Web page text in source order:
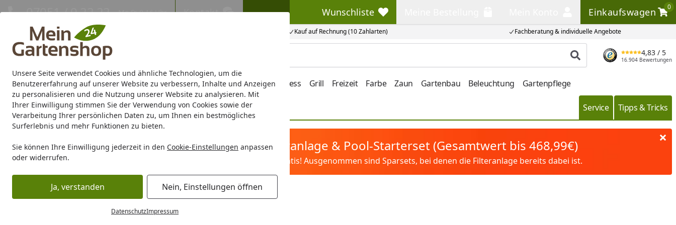
Unsere Seite verwendet Cookies und ähnliche Technologien, um die
Benutzererfahrung auf unserer Website zu verbessern, Inhalte und Anzeigen
zu personalisieren und die Nutzung unserer Website zu analysieren. Mit
Ihrer Einwilligung stimmen Sie der Verwendung von Cookies sowie der
Verarbeitung Ihrer persönlichen Daten zu, um Ihnen ein bestmögliches
Surferlebnis und mehr Funktionen zu bieten.
Sie können Ihre Einwilligung jederzeit in den Cookie-Einstellungen anpassen
oder widerrufen.
Ja, verstanden Nein, Einstellungen öffnen
DatenschutzImpressum
Eigene Montage-Teams Kauf auf Rechnung (10 Zahlarten) Fachberatung & individuelle Angebote
07051 / 9 22 22 Mo-Fr. 8-16 Uhr Kontakt Wunschliste
Wunschliste Einkaufswagen
0
Einkaufswagen
Produkt suchen
4,83 / 5
16.904 Bewertungen
Gartenhaus Gerätehaus Gewächshaus Carport/Garage/Vordach Wellness Grill Freizeit Farbe Zaun Gartenbau Beleuchtung Gartenpflege
Marken Sale % Service Tipps & Tricks
Karibu Pools inkl. gratis Sandfilteranlage & Pool-Starterset (Gesamtwert bis 468,99€)
Dein Traumpool im Sorglos-Paket: Filter&Pflege gratis! Ausgenommen sind Sparsets, bei denen die Filteranlage bereits dabei ist.
Startseite
Grill Marken Ooni Ooni Zubehör Ooni Pizzastein
Ooni Pizzastein